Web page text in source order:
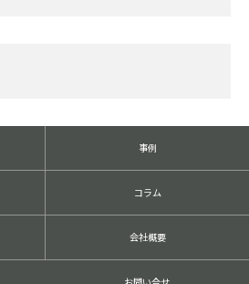
事例
コラム
会社概要